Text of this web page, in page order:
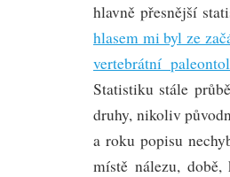
hlavně přesnější
hlasem mi byl ze
vertebrátní
Statistiku stále
druhy, nikoliv
a roku popisu
místě nálezu,